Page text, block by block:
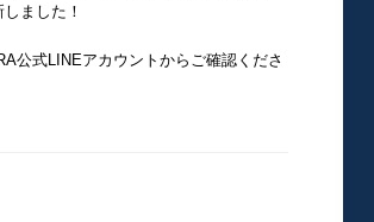
ました！
公式LINEアカウントからご確認くださ